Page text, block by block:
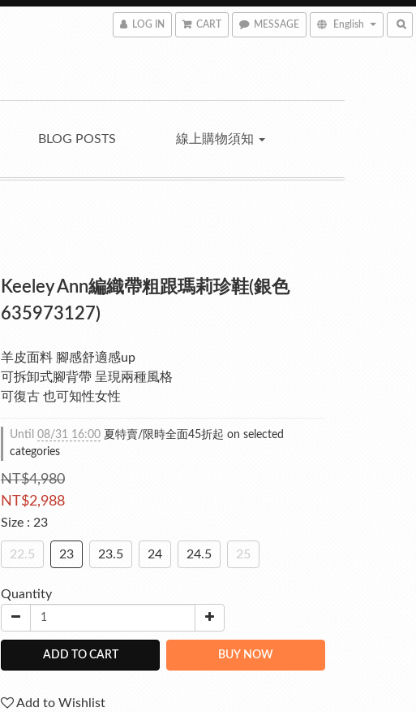
LOG IN CART MESSAGE English
BLOG POSTS 線上購物須知
Keeley Ann編織帶粗跟瑪莉珍鞋(銀色
635973127)
羊皮面料 腳感舒適感up
可拆卸式腳背帶 呈現兩種風格
可復古 也可知性女性
Until 08/31 16:00 夏特賣/限時全面45折起 on selected
categories
NT$4,980
NT$2,988
Size : 23
22.5 23 23.5 24 24.5 25
Quantity
ADD TO CART BUY NOW
Add to Wishlist